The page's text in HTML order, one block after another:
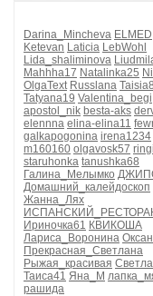
Darina_Mincheva ELMED
Ketevan Laticia LebWohl
Lida_shaliminova
Mahhha17 Natalinka25
OlgaText Russlana
Tatyana19 Valentina_begi
apostol_nik besta-aks
elennna elina-elina11
galkapogonina irena1234
m160160 olgavosk57
staruhonka tanushka68
Галина_Мелымко
Домашний_калейдоскоп
Жанна_Лях
Ириночка61 КВИКОША
Лариса_Воронина
Прекрасная_Светлана
Рыжая_красивая
Таиса41 Яна_М
рашида